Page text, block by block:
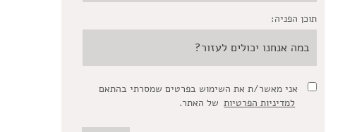
תוכן הפניה:
אני מאשר/ת את השימוש בפרטים שמסרתי בהתאם
למדיניות הפרטיות